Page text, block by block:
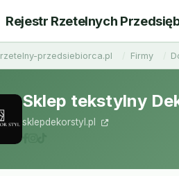
Rejestr Rzetelnych
rzetelny-przedsiebiorca.pl Firmy
Sklep tekstylny
sklepdekorstyl.pl